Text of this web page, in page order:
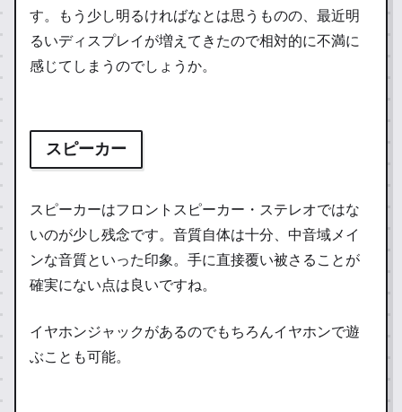
す。もう少し明るければなとは思うものの、最近明
るいディスプレイが増えてきたので相対的に不満に
感じてしまうのでしょうか。
スピーカー
スピーカーはフロントスピーカー・ステレオではな
いのが少し残念です。音質自体は十分、中音域メイ
ンな音質といった印象。手に直接覆い被さることが
確実にない点は良いですね。
イヤホンジャックがあるのでもちろんイヤホンで遊
ぶことも可能。